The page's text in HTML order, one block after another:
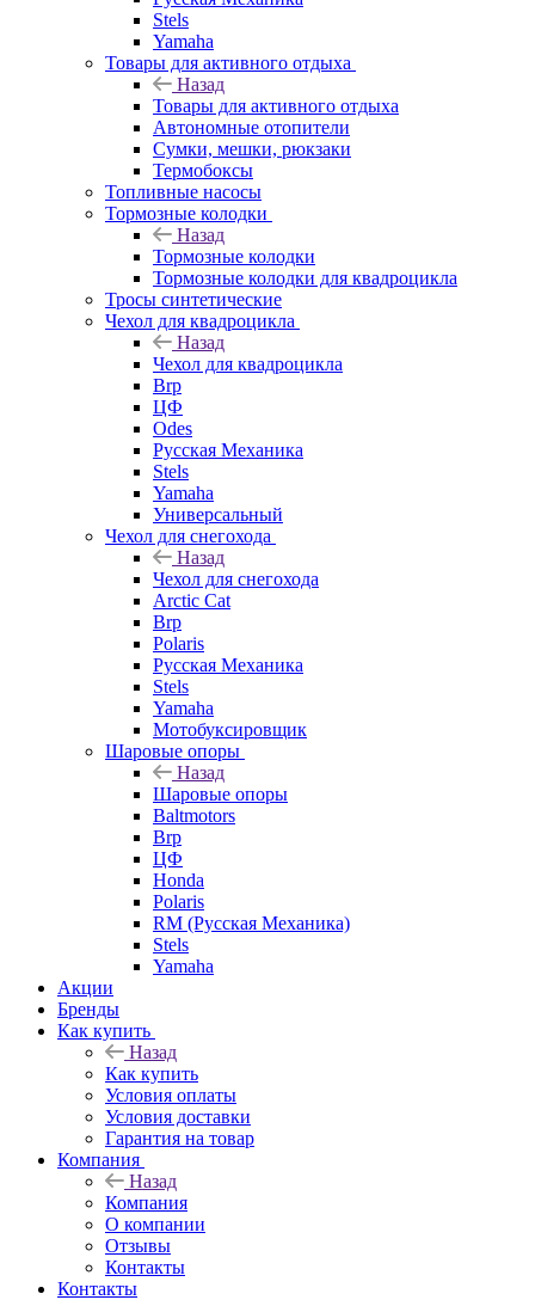
Stels
Yamaha
Товары для активного отдыха
Назад
Товары для активного отдыха
Автономные отопители
Сумки, мешки, рюкзаки
Термобоксы
Топливные насосы
Тормозные колодки
Назад
Тормозные колодки
Тормозные колодки для квадроцикла
Тросы синтетические
Чехол для квадроцикла
Назад
Чехол для квадроцикла
Brp
ЦФ
Odes
Русская Механика
Stels
Yamaha
Универсальный
Чехол для снегохода
Назад
Чехол для снегохода
Arctic Cat
Brp
Polaris
Русская Механика
Stels
Yamaha
Мотобуксировщик
Шаровые опоры
Назад
Шаровые опоры
Baltmotors
Brp
ЦФ
Honda
Polaris
RM (Русская Механика)
Stels
Yamaha
Акции
Бренды
Как купить
Назад
Как купить
Условия оплаты
Условия доставки
Гарантия на товар
Компания
Назад
Компания
О компании
Отзывы
Контакты
Контакты